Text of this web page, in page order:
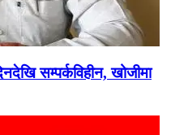
सम्पर्कविहीन, खोजीमा